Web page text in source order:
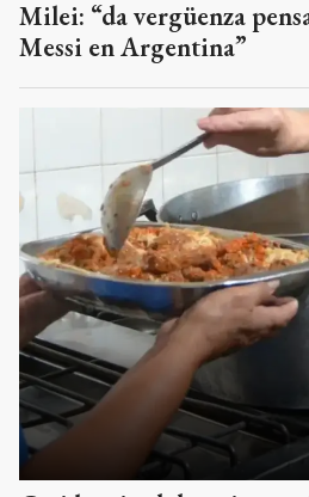
Milei: “da vergüenza
Messi en Argentina”